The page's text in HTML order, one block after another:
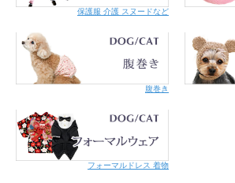
保護服 介護 スヌードなど
腹巻き
フォーマルドレス 着物